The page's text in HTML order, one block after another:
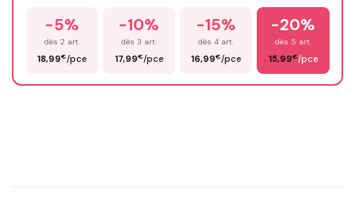
Prénom*
-5%
dès 2 art.
18,99€/pce
-10%
dès 3 art.
17,99€/pce
-15%
dès 4 art.
16,99€/pce
-20%
dès 5 art.
15,99€/pce